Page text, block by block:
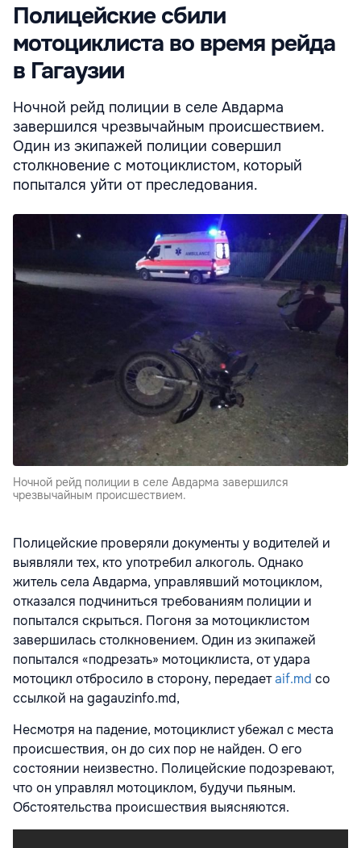
Полицейские сбили
мотоциклиста во время рейда
в Гагаузии
Ночной рейд полиции в селе Авдарма
завершился чрезвычайным происшествием.
Один из экипажей полиции совершил
столкновение с мотоциклистом, который
попытался уйти от преследования.
Ночной рейд полиции в селе Авдарма завершился
чрезвычайным происшествием.
Полицейские проверяли документы у водителей и
выявляли тех, кто употребил алкоголь. Однако
житель села Авдарма, управлявший мотоциклом,
отказался подчиниться требованиям полиции и
попытался скрыться. Погоня за мотоциклистом
завершилась столкновением. Один из экипажей
попытался «подрезать» мотоциклиста, от удара
мотоцикл отбросило в сторону, передаетaif.md со
ссылкой на gagauzinfo.md,
Несмотря на падение, мотоциклист убежал с места
происшествия, он до сих пор не найден. О его
состоянии неизвестно. Полицейские подозревают,
что он управлял мотоциклом, будучи пьяным.
Обстоятельства происшествия выясняются.